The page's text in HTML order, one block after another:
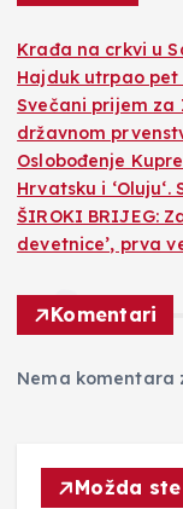
Krađa na crkvi u
Hajduk utrpao
Svečani prijem za
državnom
Oslobođenje
Hrvatsku i ‘Oluju‘.
ŠIROKI BRIJEG:
devetnice’, prva
Komentari
Nema komentara
Možda